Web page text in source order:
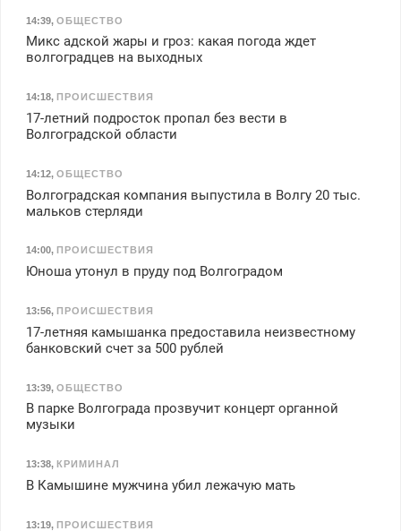
безопасности с з/п до
125000 руб.
14:39, ОБЩЕСТВО
Микс адской жары и гроз: какая погода ждет
волгоградцев на выходных
14:18, ПРОИСШЕСТВИЯ
17-летний подросток пропал без вести в
Волгоградской области
14:12, ОБЩЕСТВО
Волгоградская компания выпустила в Волгу 20 тыс.
мальков стерляди
14:00, ПРОИСШЕСТВИЯ
Юноша утонул в пруду под Волгоградом
13:56, ПРОИСШЕСТВИЯ
17-летняя камышанка предоставила неизвестному
банковский счет за 500 рублей
13:39, ОБЩЕСТВО
В парке Волгограда прозвучит концерт органной
музыки
13:38, КРИМИНАЛ
В Камышине мужчина убил лежачую мать
13:19, ПРОИСШЕСТВИЯ